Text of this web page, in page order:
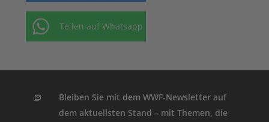
Teilen auf Whatsapp
Bleiben Sie mit dem WWF-Newsletter auf
dem aktuellsten Stand – mit Themen, die